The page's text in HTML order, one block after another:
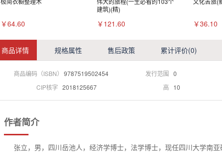
￥64.60
建筑)(精)
￥121.60 ￥36.10
商品详情 规格属性 售后政策 累计评价(0)
商品编码（ISBN） 9787519502454 发行范围 0
CIP核字 2018125667 高 10
作者简介
张立，男，四川岳池人，经济学博士，法学博士，现任四川大学南